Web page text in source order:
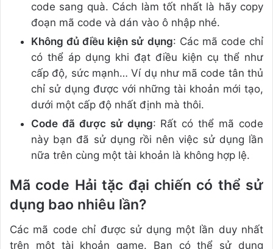
code sang quà. Cách làm tốt nhất là hãy copy
đoạn mã code và dán vào ô nhập nhé.
Không đủ điều kiện sử dụng: Các mã code chỉ
có thể áp dụng khi đạt điều kiện cụ thể như
cấp độ, sức mạnh… Ví dụ như mã code tân thủ
chỉ sử dụng được với những tài khoản mới tạo,
dưới một cấp độ nhất định mà thôi.
Code đã được sử dụng: Rất có thể mã code
này bạn đã sử dụng rồi nên việc sử dụng lần
nữa trên cùng một tài khoản là không hợp lệ.
Mã code Hải tặc đại chiến có thể sử
dụng bao nhiêu lần?
Các mã code chỉ được sử dụng một lần duy nhất
trên một tài khoản game. Bạn có thể sử dụng